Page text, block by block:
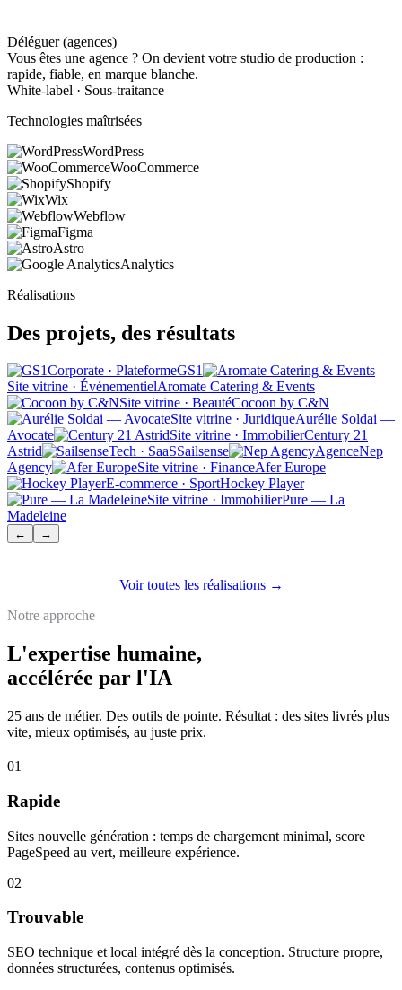
Déléguer (agences)
Vous êtes une agence ? On devient votre studio de production :
rapide, fiable, en marque blanche.
White-label · Sous-traitance
Technologies maîtrisées
WordPress
WooCommerce
Shopify
Wix
Webflow
Figma
Astro
Analytics
Réalisations
Des projets, des résultats
Corporate · PlateformeGS1
Site vitrine · ÉvénementielAromate Catering & Events
Site vitrine · BeautéCocoon by C&N
Site vitrine · JuridiqueAurélie Soldai —
Avocate
Site vitrine · ImmobilierCentury 21
Astrid
Tech · SaaSSailsense AgenceNep
Agency
Site vitrine · FinanceAfer Europe
E-commerce · SportHockey Player
Site vitrine · ImmobilierPure — La
Madeleine
← →
Voir toutes les réalisations →
Notre approche
L'expertise humaine,
accélérée par l'IA
25 ans de métier. Des outils de pointe. Résultat : des sites livrés plus
vite, mieux optimisés, au juste prix.
01
Rapide
Sites nouvelle génération : temps de chargement minimal, score
PageSpeed au vert, meilleure expérience.
02
Trouvable
SEO technique et local intégré dès la conception. Structure propre,
données structurées, contenus optimisés.